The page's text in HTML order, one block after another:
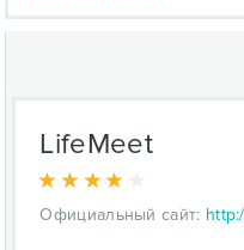
LifeMeet
Официальный сайт: